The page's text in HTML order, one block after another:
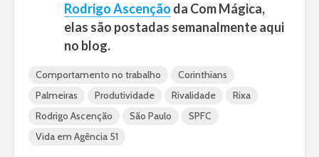
Rodrigo Ascenção da Com Mágica,
elas são postadas semanalmente aqui
no blog.
Comportamento no trabalho
Corinthians
Palmeiras
Produtividade Rivalidade
Rixa
Rodrigo Ascenção
São Paulo
SPFC
Vida em Agência 51